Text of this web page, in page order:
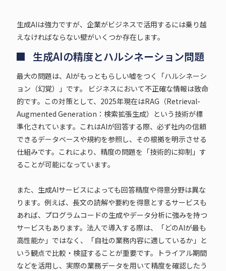
生成AIは強力ですが、企業がビジネスで活用するには乗り越
えなければならない壁がいくつか存在します。
生成AIの精度とハルシネーション問題
最大の問題は、AIがもっともらしい嘘をつく「ハルシネーシ
ョン（幻覚）」です。 ビジネスにおいて不正確な情報は致命
的です。この対策として、2025年現在はRAG（Retrieval-
Augmented Generation：検索拡張生成）という技術が標
準化されています。これはAIが回答する際、必ず社内の信頼
できるデータベースや規約を参照し、その根拠を明示させる
仕組みです。これにより、精度の問題を「技術的に抑制」す
ることが可能になっています。
また、生成AIサービスによっても回答精度や得意分野は異な
ります。例えば、長文の読解や要約を得意とするサービスも
あれば、プログラムコードの生成やデータ分析に強みを持つ
サービスもあります。法人で導入する際は、「どのAIが最も
高性能か」ではなく、「自社の業務内容に適しているか」と
いう観点で比較・検証することが重要です。トライアル期間
などを活用し、実際の業務データを用いて精度を確認したう